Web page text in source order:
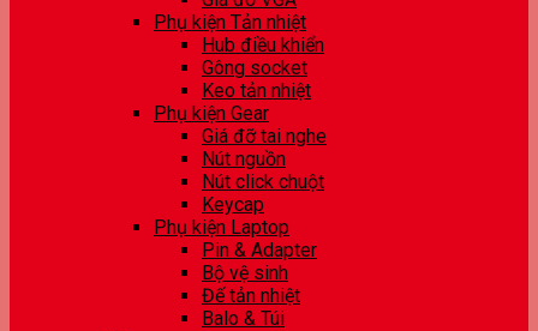
Phụ kiện Tản nhiệt
Hub điều khiển
Gông socket
Keo tản nhiệt
Phụ kiện Gear
Giá đỡ tai nghe
Nút nguồn
Nút click chuột
Keycap
Phụ kiện Laptop
Pin & Adapter
Bộ vệ sinh
Đế tản nhiệt
Balo & Túi